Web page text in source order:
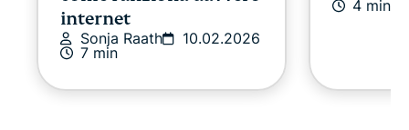
internet
Sonja Raath
10.02.2026
7 min
4 min